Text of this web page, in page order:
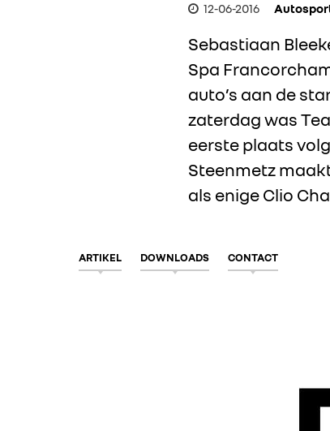
12-06-2016
Sebastiaan
Spa
auto’s aan de
zaterdag was
eerste plaats
Steenmetz
als enige Clio
ARTIKEL DOWNLOADS CONTACT